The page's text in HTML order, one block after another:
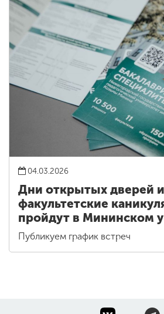
04.03.2026
Дни открытых дверей и
факультетские
пройдут в Мининском
Публикуем график встреч